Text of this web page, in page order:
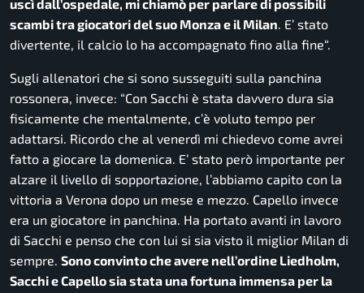
uscì dall’ospedale, mi chiamò per parlare di possibili
scambi tra giocatori del suo Monza e il Milan. E’ stato
divertente, il calcio lo ha accompagnato fino alla fine“.
Sugli allenatori che si sono susseguiti sulla panchina
rossonera, invece: “Con Sacchi è stata davvero dura sia
fisicamente che mentalmente, c’è voluto tempo per
adattarsi. Ricordo che al venerdì mi chiedevo come avrei
fatto a giocare la domenica. E’ stato però importante per
alzare il livello di sopportazione, l’abbiamo capito con la
vittoria a Verona dopo un mese e mezzo. Capello invece
era un giocatore in panchina. Ha portato avanti in lavoro
di Sacchi e penso che con lui si sia visto il miglior Milan di
sempre. Sono convinto che avere nell’ordine Liedholm,
Sacchi e Capello sia stata una fortuna immensa per la